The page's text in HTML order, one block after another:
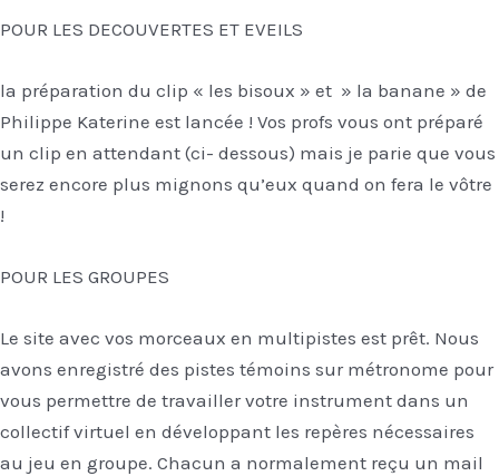
POUR LES DECOUVERTES ET EVEILS
la préparation du clip « les bisoux » et » la banane » de
Philippe Katerine est lancée ! Vos profs vous ont préparé
un clip en attendant (ci- dessous) mais je parie que vous
serez encore plus mignons qu’eux quand on fera le vôtre
!
POUR LES GROUPES
Le site avec vos morceaux en multipistes est prêt. Nous
avons enregistré des pistes témoins sur métronome pour
vous permettre de travailler votre instrument dans un
collectif virtuel en développant les repères nécessaires
au jeu en groupe. Chacun a normalement reçu un mail